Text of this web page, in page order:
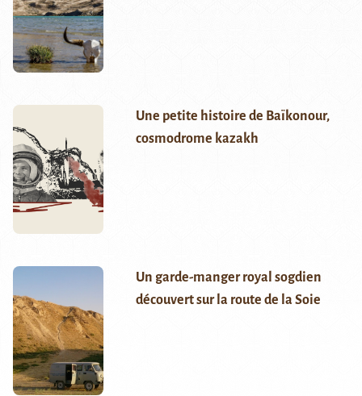
Une petite histoire de Baïkonour,
cosmodrome kazakh
Un garde-manger royal sogdien
découvert sur la route de la Soie